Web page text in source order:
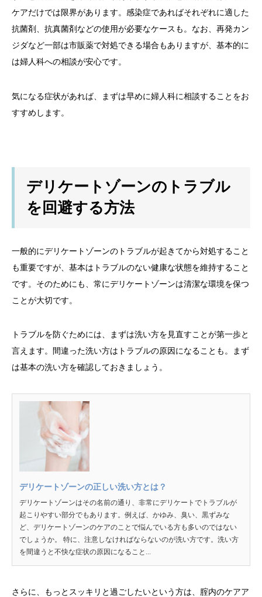
ケアだけでは限界があります。感染症であればそれぞれに適した
抗菌剤、抗真菌剤などの使用が必要なケースも。なお、再発カン
ジダなど一部は市販薬で対処できる場合もありますが、基本的に
は婦人科への相談が安心です。
気になる症状があれば、まずは早めに婦人科に相談することをお
すすめします。
デリケートゾーンのトラブル
を回避する方法
一般的にデリケートゾーンのトラブルが起きてから対処すること
も重要ですが、基本はトラブルのない健康な状態を維持すること
です。そのためにも、常にデリケートゾーンは清潔な環境を保つ
ことが大切です。
トラブルを防ぐためには、まずは洗い方を見直すことが第一歩と
言えます。間違った洗い方はトラブルの原因になることも。まず
は基本の洗い方を確認しておきましょう。
デリケートゾーンの正しい洗い方とは？
デリケートゾーンはその名前の通り、非常にデリケートでトラブルが
起こりやすい部分でもあります。例えば、かゆみ、臭い、黒ずみな
ど、デリケートゾーンのケアのことで悩んでいる方も多いのではない
でしょうか。 特に、注意しなければならないのが洗い方です。洗い方
を間違うと不快な症状の原因になること...
さらに、もっとスッキリと過ごしたいという方は、腟内のケアア